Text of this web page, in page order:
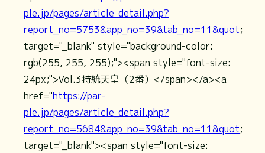
ple.jp/pages/article_detail.php?
report_no=5753&app_no=39&tab_no=11&quot;
target="_blank" style="background-color:
rgb(255, 255, 255);"><span style="font-size:
24px;">Vol.3持統天皇（2番）</span></a><a
href="https://par-
ple.jp/pages/article_detail.php?
report_no=5684&app_no=39&tab_no=11&quot;
target="_blank"><span style="font-size: